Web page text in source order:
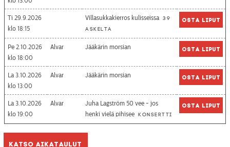
Ti 29.9.2026
18:15
Villasukkakierros kulisseissa 39
askelta
Osta liput
Pe 2.10.2026
18:00
Alvar Jääkärin morsian Osta liput
La 3.10.2026
13:00
Alvar Jääkärin morsian Osta liput
La 3.10.2026
19:00
Alvar
Juha Lagström 50 vee - jos
henki vielä pihisee Konsertti
Osta liput
Katso aikataulut